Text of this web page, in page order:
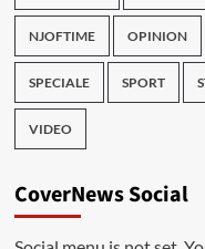
NJOFTIME OPINION
SPECIALE SPORT
VIDEO
CoverNews Social